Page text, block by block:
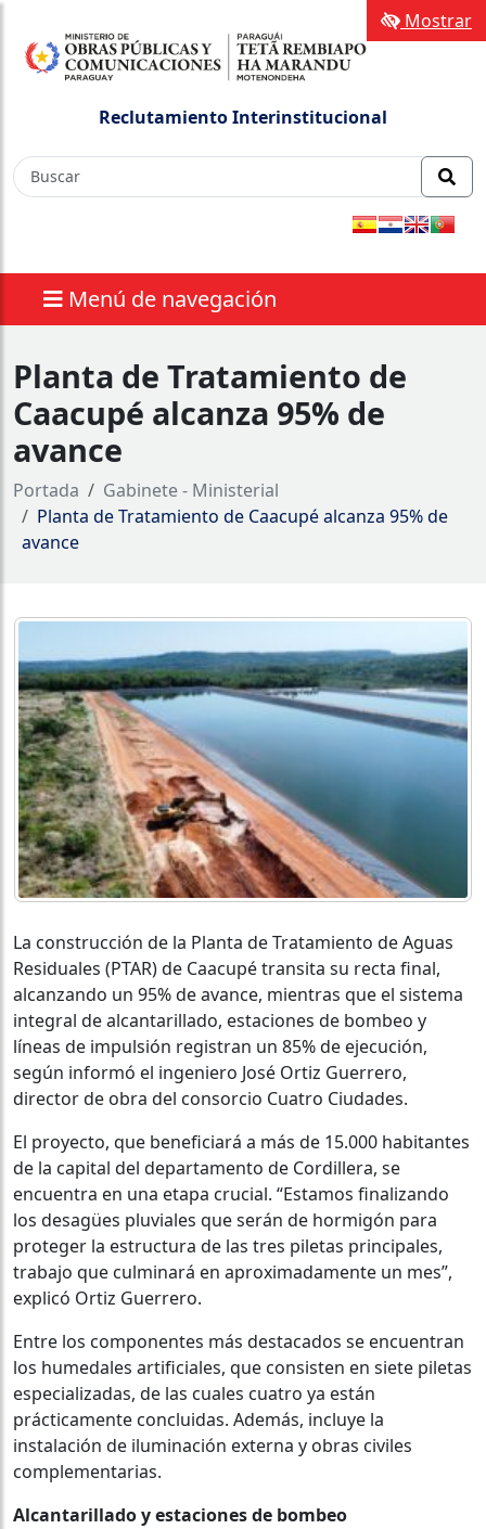
Reclutamiento Interinstitucional
Menú de navegación
Mostrar
Planta de Tratamiento de
Caacupé alcanza 95% de
avance
Portada
Gabinete - Ministerial
Planta de Tratamiento de Caacupé alcanza 95% de
avance
La construcción de la Planta de Tratamiento de Aguas
Residuales (PTAR) de Caacupé transita su recta final,
alcanzando un 95% de avance, mientras que el sistema
integral de alcantarillado, estaciones de bombeo y
líneas de impulsión registran un 85% de ejecución,
según informó el ingeniero José Ortiz Guerrero,
director de obra del consorcio Cuatro Ciudades.
El proyecto, que beneficiará a más de 15.000 habitantes
de la capital del departamento de Cordillera, se
encuentra en una etapa crucial. “Estamos finalizando
los desagües pluviales que serán de hormigón para
proteger la estructura de las tres piletas principales,
trabajo que culminará en aproximadamente un mes”,
explicó Ortiz Guerrero.
Entre los componentes más destacados se encuentran
los humedales artificiales, que consisten en siete piletas
especializadas, de las cuales cuatro ya están
prácticamente concluidas. Además, incluye la
instalación de iluminación externa y obras civiles
complementarias.
Alcantarillado y estaciones de bombeo